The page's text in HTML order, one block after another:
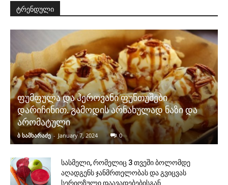
ტრენდული
ფუმფულა და ჰეროვანი ფუნთუშები
დარიჩინით. გამოდის არნახულად ნაზი და
არომატული
ბ სამხარაძე - January 7, 2024 0
სასმელი, რომელიც 3 თვეში ბოლომდე
აღადგენს ჯანმრთელობას და გვიცვას
სერიოზული დაავადებებისგან